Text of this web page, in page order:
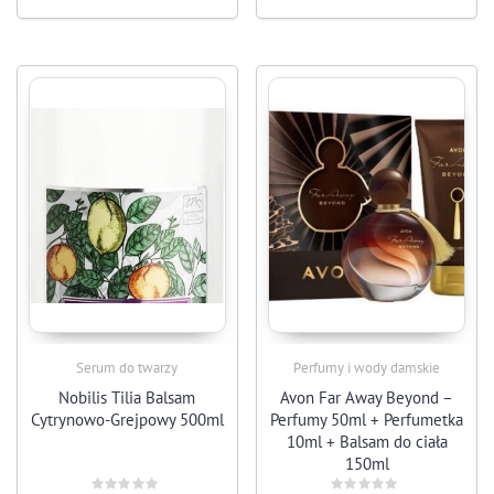
Serum do twarzy
Nobilis Tilia Balsam
Cytrynowo-Grejpowy 500ml
Perfumy i wody damskie
Avon Far Away Beyond –
Perfumy 50ml + Perfumetka
10ml + Balsam do ciała
150ml